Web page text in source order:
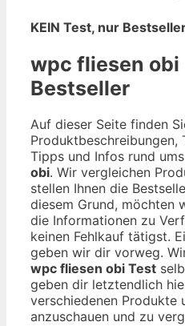
KEIN Test, nur
wpc fliesen obi
Bestseller
Auf dieser Seite finden
Produktbeschreibungen,
Tipps und Infos rund
obi. Wir vergleichen
stellen Ihnen die
diesem Grund, möchten
die Informationen zu
keinen Fehlkauf tätigst.
geben wir dir vorweg.
wpc fliesen obi Test
geben dir letztendlich
verschiedenen Produkte
anzuschauen und zu